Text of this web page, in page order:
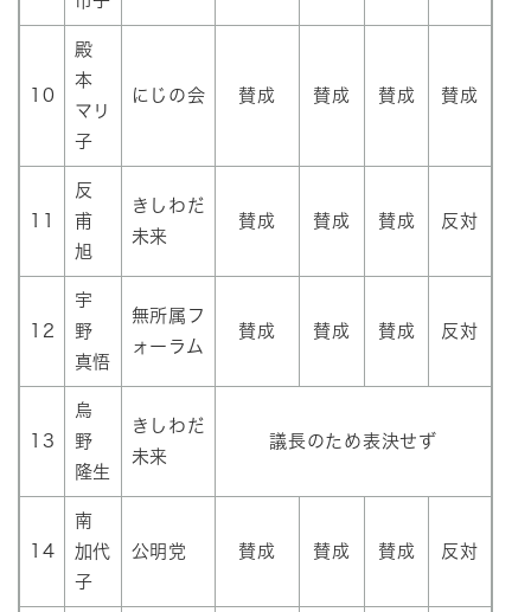
10
殿
本
マリ
子
にじの会 賛成 賛成 賛成 賛成
反
甫
旭
きしわだ
未来
賛成 賛成 賛成 反対
12
宇
野
真悟
無所属フ
ォーラム
賛成 賛成 賛成 反対
13
烏
野
隆生
きしわだ
未来
議長のため表決せず
14
南
加代
子
公明党 賛成 賛成 賛成 反対